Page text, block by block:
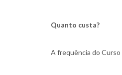
Quanto custa?
A frequência do